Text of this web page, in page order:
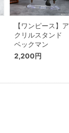
【ワンピース】ア
クリルスタンド
ベックマン
2,200円